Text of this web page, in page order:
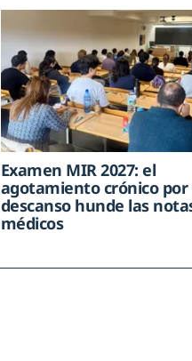
Examen MIR 2027: el
agotamiento crónico
descanso hunde las
médicos